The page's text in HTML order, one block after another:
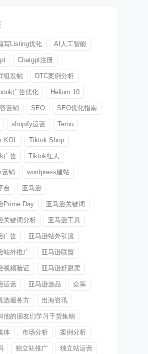
写Listing优化 AI人工智能
Chatgpt注册
组发帖 DTC案例分析
广告优化 Helium 10
营销 SEO SEO优化指南
shopify运营 Temu
KOL Tiktok Shop
广告 Tiktok红人
营销 wordpress建站
台 亚马逊
Prime Day 亚马逊关键词
关键词分析 亚马逊工具
广告 亚马逊站外引流
站外推广 亚马逊联盟
视频验证 亚马逊赶跟卖
运营 亚马逊选品 众筹
选服务方 出海资讯
他的朋友们学习干货集锦
体 市场分析 案例分析
独立站推广 独立站运营